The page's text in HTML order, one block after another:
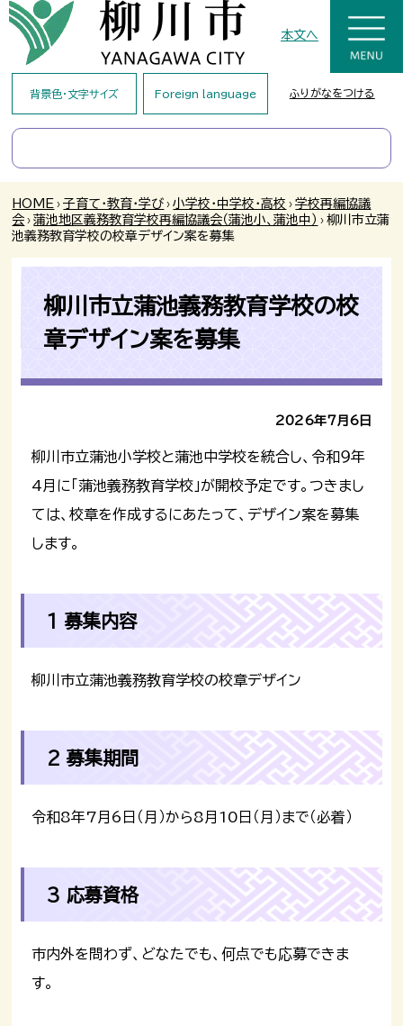
本文へ
背景色・文字サイズ Foreign language ふりがなをつける
HOME › 子育て・教育・学び › 小学校・中学校・高校 › 学校再編協議
会 › 蒲池地区義務教育学校再編協議会（蒲池小、蒲池中） › 柳川市立蒲
池義務教育学校の校章デザイン案を募集
柳川市立蒲池義務教育学校の校
章デザイン案を募集
2026年7月6日
柳川市立蒲池小学校と蒲池中学校を統合し、令和９年
4月に「蒲池義務教育学校」が開校予定です。つきまし
ては、校章を作成するにあたって、デザイン案を募集
します。
1 募集内容
柳川市立蒲池義務教育学校の校章デザイン
2 募集期間
令和8年7月6日（月）から8月10日（月）まで（必着）
3 応募資格
市内外を問わず、どなたでも、何点でも応募できま
す。